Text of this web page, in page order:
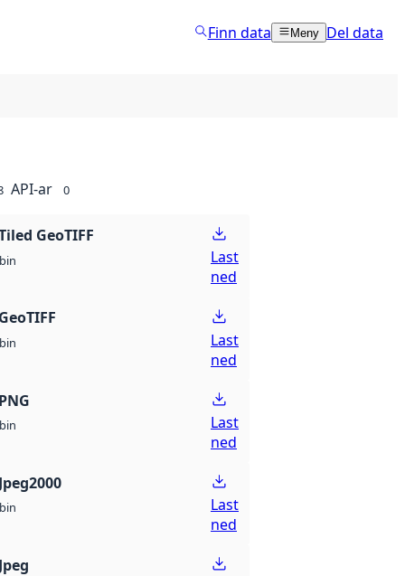
Finn data Meny Del data
API-ar 0
GeoTIFF
bin
Last
ned
bin
Last
ned
bin
Last
ned
bin
Last
ned